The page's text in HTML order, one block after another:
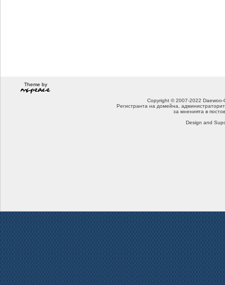
Theme by
Copyright © 2007-2022
Регистранта на домейна,
за мненията в
Design and